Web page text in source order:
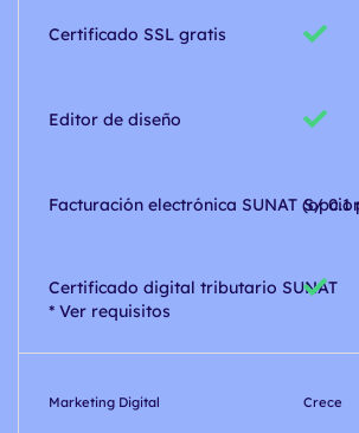
Certificado SSL gratis
Editor de diseño
Facturación electrónica SUNATS/ 0.1
Certificado digital tributario SUNAT
* Ver requisitos
Marketing Digital Crece